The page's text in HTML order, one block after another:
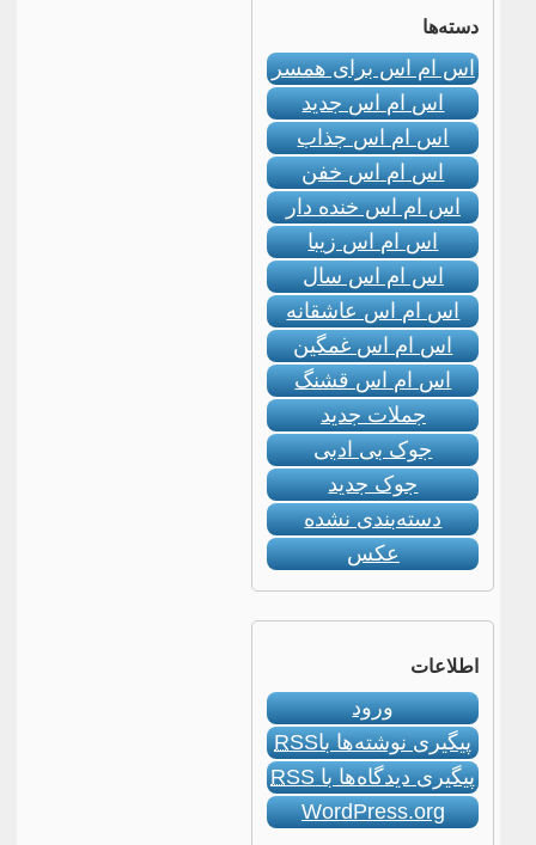
دسته‌ها
اس ام اس برای همسر
اس ام اس جدید
اس ام اس جذاب
اس ام اس خفن
اس ام اس خنده دار
اس ام اس زیبا
اس ام اس سال
اس ام اس عاشقانه
اس ام اس غمگین
اس ام اس قشنگ
جملات جدید
جوک بی ادبی
جوک جدید
دسته‌بندی نشده
عکس
اطلاعات
ورود
پیگیری نوشته‌ها باRSS
پیگیری دیدگاه‌ها باRSS
WordPress.org